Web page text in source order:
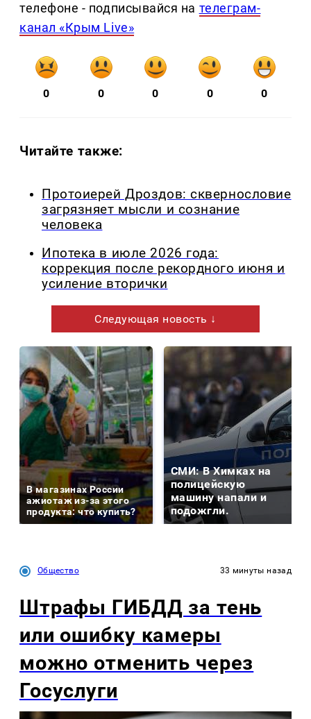
телефоне - подписывайся на телеграм-
канал «Крым Live»
0 0 0 0 0
Читайте также:
Протоиерей Дроздов: сквернословие
загрязняет мысли и сознание
человека
Ипотека в июле 2026 года:
коррекция после рекордного июня и
усиление вторички
Следующая новость ↓
В магазинах России
ажиотаж из-за этого
продукта: что купить?
СМИ: В Химках на
полицейскую
машину напали и
подожгли.
Общество 33 минуты назад
Штрафы ГИБДД за тень
или ошибку камеры
можно отменить через
Госуслуги